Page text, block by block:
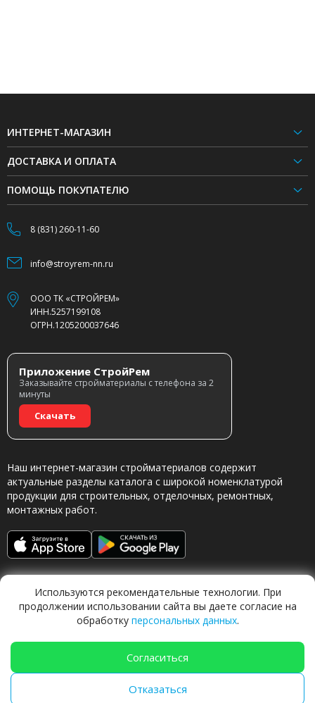
ИНТЕРНЕТ-МАГАЗИН
ДОСТАВКА И ОПЛАТА
ПОМОЩЬ ПОКУПАТЕЛЮ
8 (831) 260-11-60
info@stroyrem-nn.ru
ООО ТК «СТРОЙРЕМ»
ИНН.5257199108
ОГРН.1205200037646
Приложение СтройРем
Заказывайте стройматериалы с телефона за 2
минуты
Скачать
Наш интернет-магазин стройматериалов содержит
актуальные разделы каталога с широкой номенклатурой
продукции для строительных, отделочных, ремонтных,
монтажных работ.
Обращаясь в наш магазин, вы даете согласие на
ИИ система 🍐Груша
Используются рекомендательные технологии. При
продолжении использовании сайта вы даете согласие на
обработку персональных данных.
Согласиться
Отказаться